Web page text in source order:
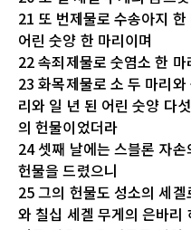
21 또 번제물로 수송아지
어린 숫양 한 마리이며
22 속죄제물로 숫염소 한 마
23 화목제물로 소 두 마리
리와 일 년 된 어린 숫양 다
의 헌물이었더라
24 셋째 날에는 스블론 자
헌물을 드렸으니
25 그의 헌물도 성소의 세
와 칠십 세겔 무게의 은바리